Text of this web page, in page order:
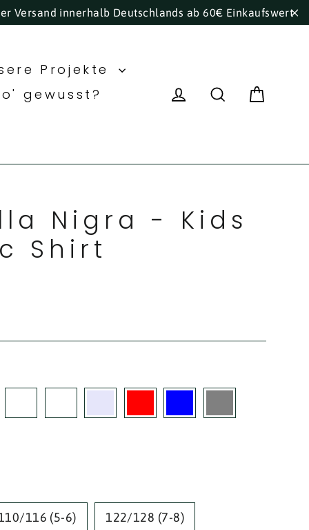
Versand innerhalb Deutschlands ab 60€ Einkaufswert
Projekte
gewusst?
Einloggen
Suche
Nigra - Kids
Shirt
116 (5-6) 122/128 (7-8)